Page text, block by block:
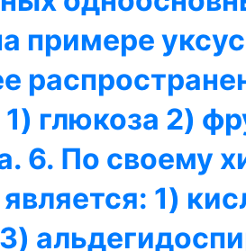
примере
1) глюкоза 2)
6. По своему
1)